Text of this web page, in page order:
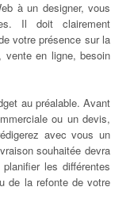
à un designer, vous
Il doit clairement
votre présence sur la
vente en ligne, besoin
au préalable. Avant
ou un devis,
avec vous un
souhaitée devra
les différentes
de la refonte de votre